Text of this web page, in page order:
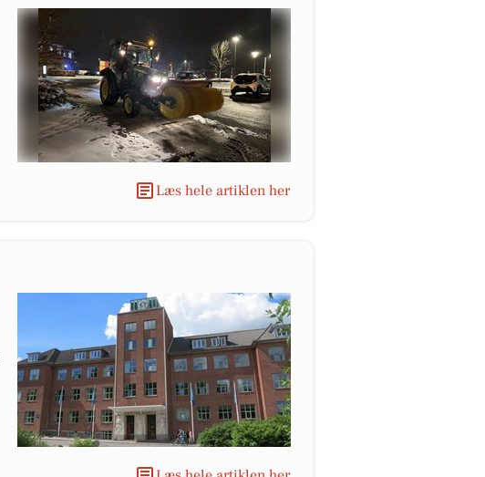
Læs hele artiklen her